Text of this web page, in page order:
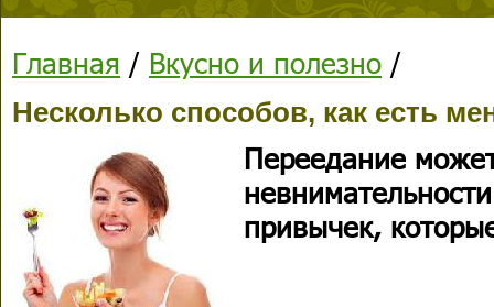
Главная / Вкусно и полезно /
Несколько способов, как есть
Переедание
привычек,